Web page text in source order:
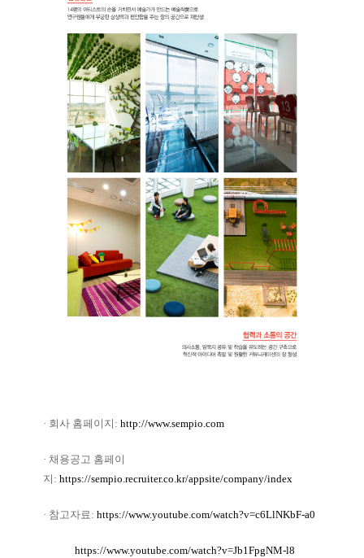
· 회사 홈페이지 : http://www.sempio.com
· 채용공고 홈페이
지 : https://sempio.recruiter.co.kr/appsite/company/index
· 참고자료: https://www.youtube.com/watch?v=c6LlNKbF-a0
https://www.youtube.com/watch?v=Jb1FpgNM-l8